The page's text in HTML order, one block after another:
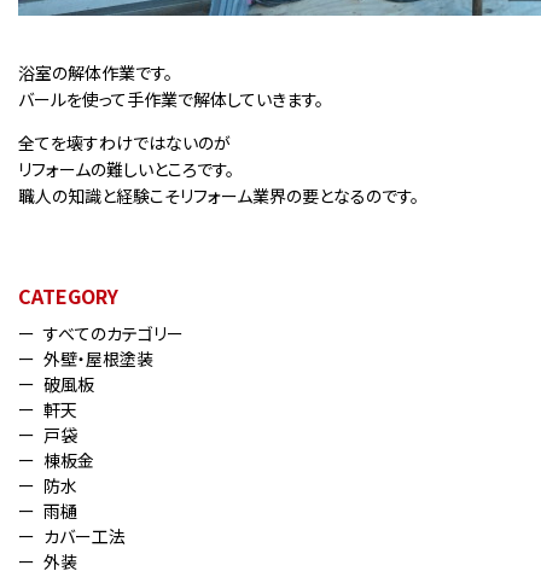
浴室の解体作業です。
バールを使って手作業で解体していきます。
全てを壊すわけではないのが
リフォームの難しいところです。
職人の知識と経験こそリフォーム業界の要となるのです。
CATEGORY
すべてのカテゴリー
外壁・屋根塗装
破風板
軒天
戸袋
棟板金
防水
雨樋
カバー工法
外装